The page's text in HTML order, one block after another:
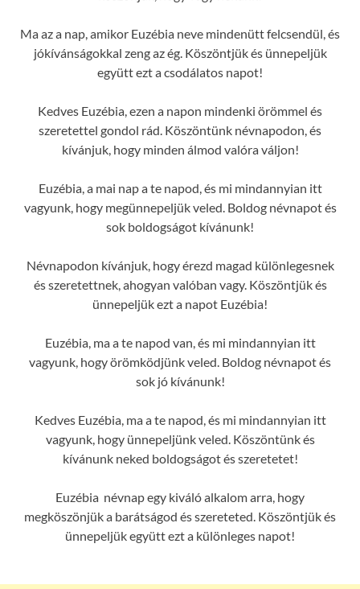
Ma az a nap, amikor Euzébia neve mindenütt felcsendül, és
jókívánságokkal zeng az ég. Köszöntjük és ünnepeljük
együtt ezt a csodálatos napot!
Kedves Euzébia, ezen a napon mindenki örömmel és
szeretettel gondol rád. Köszöntünk névnapodon, és
kívánjuk, hogy minden álmod valóra váljon!
Euzébia, a mai nap a te napod, és mi mindannyian itt
vagyunk, hogy megünnepeljük veled. Boldog névnapot és
sok boldogságot kívánunk!
Névnapodon kívánjuk, hogy érezd magad különlegesnek
és szeretettnek, ahogyan valóban vagy. Köszöntjük és
ünnepeljük ezt a napot Euzébia!
Euzébia, ma a te napod van, és mi mindannyian itt
vagyunk, hogy örömködjünk veled. Boldog névnapot és
sok jó kívánunk!
Kedves Euzébia, ma a te napod, és mi mindannyian itt
vagyunk, hogy ünnepeljünk veled. Köszöntünk és
kívánunk neked boldogságot és szeretetet!
Euzébia névnap egy kiváló alkalom arra, hogy
megköszönjük a barátságod és szereteted. Köszöntjük és
ünnepeljük együtt ezt a különleges napot!